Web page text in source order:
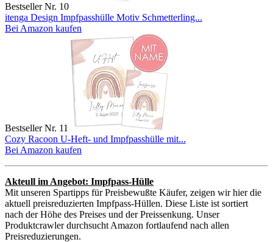
Bestseller Nr. 10
itenga Design Impfpasshülle Motiv Schmetterling...
Bei Amazon kaufen
Bestseller Nr. 11
Cozy Racoon U-Heft- und Impfpasshülle mit...
Bei Amazon kaufen
Akteull im Angebot: Impfpass-Hülle
Mit unseren Spartipps für Preisbewußte Käufer, zeigen wir hier die
aktuell preisreduzierten Impfpass-Hüllen. Diese Liste ist sortiert
nach der Höhe des Preises und der Preissenkung. Unser
Produktcrawler durchsucht Amazon fortlaufend nach allen
Preisreduzierungen.